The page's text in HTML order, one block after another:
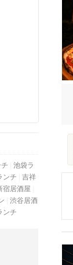
池袋ラ
ンチ 吉祥
宿居酒屋
渋谷居酒
ンチ